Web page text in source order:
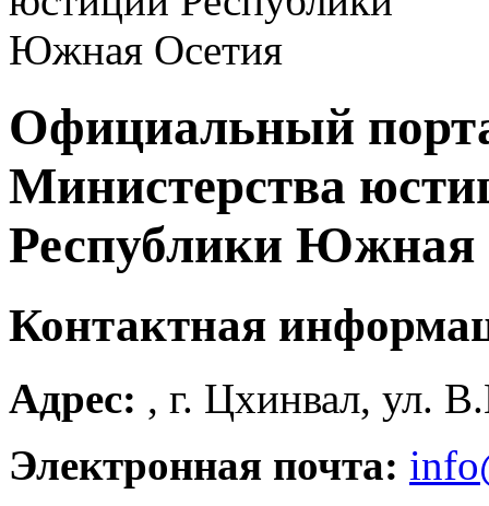
Официальный
Министерства
Республики Южная
Контактная
Адрес: , г. Цхинвал, ул.
Электронная почта: